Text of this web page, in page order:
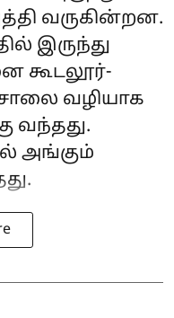
வருகின்றன.
இருந்து
கூடலூர்-
வழியாக
வந்தது.
அங்கும்